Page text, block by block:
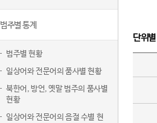
범주별 통계
범주별 현황
일상어와 전문어의 품사별 현황
북한어, 방언, 옛말 범주의 품사별
현황
일상어와 전문어의 음절 수별 현
단위